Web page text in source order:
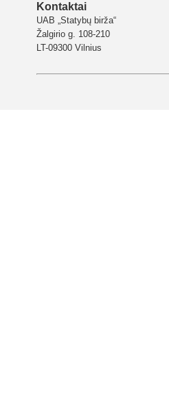
Kontaktai
UAB „Statybų birža“
Žalgirio g. 108-210
LT-09300 Vilnius